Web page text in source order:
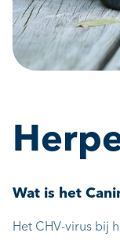
Wat is het
Het CHV-virus bij